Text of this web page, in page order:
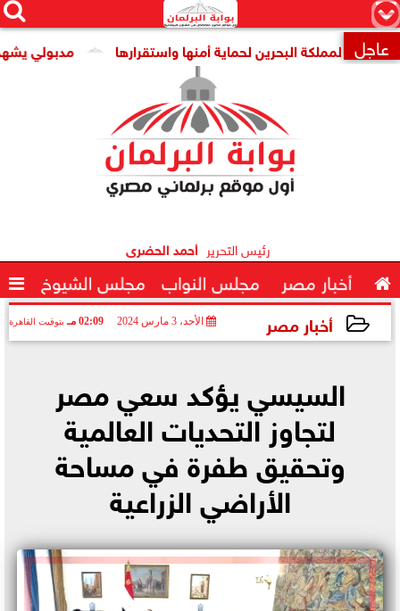
×


 عاجل مدبولي يشهد البحرين لحماية أمنها واستقرارها
رئيس التحرير أحمد الحضرى
 أخبار مصر مجلس النواب مجلس الشيوخ 
أخبار مصر الأحد، 3 مارس 2024 02:09 مـ بتوقيت القاهرة
السيسي يؤكد سعي مصر
لتجاوز التحديات العالمية
وتحقيق طفرة في مساحة
الأراضي الزراعية